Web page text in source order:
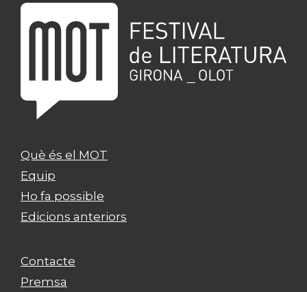
Què és el MOT
Equip
Ho fa possible
Edicions anteriors
Contacte
Premsa